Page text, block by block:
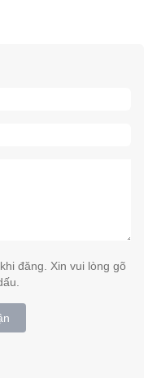
đăng. Xin vui lòng gõ